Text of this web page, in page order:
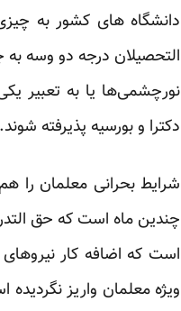
دانشگاه های کشور به
التحصیلان درجه دو وسه
نورچشمی‌ها یا به تعبیر
دکترا و بورسیه پذیرفته
شرایط بحرانی معلمان را
چندین ماه است که حق
است که اضافه کار
ویژه معلمان واریز